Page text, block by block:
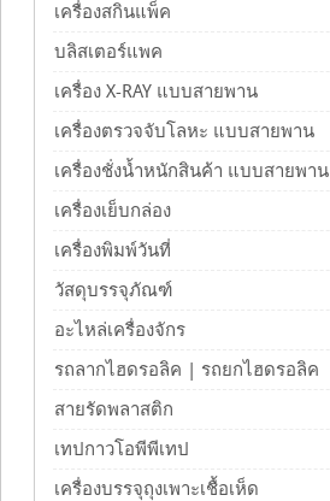
เครื่องสกินแพ็ค
บลิสเตอร์แพค
เครื่อง X-RAY แบบสายพาน
เครื่องตรวจจับโลหะ แบบสายพาน
เครื่องชั่งน้ำหนักสินค้า แบบสายพาน
เครื่องเย็บกล่อง
เครื่องพิมพ์วันที่
วัสดุบรรจุภัณฑ์
อะไหล่เครื่องจักร
รถลากไฮดรอลิค | รถยกไฮดรอลิค
สายรัดพลาสติก
เทปกาวโอพีพีเทป
เครื่องบรรจุถุงเพาะเชื้อเห็ด